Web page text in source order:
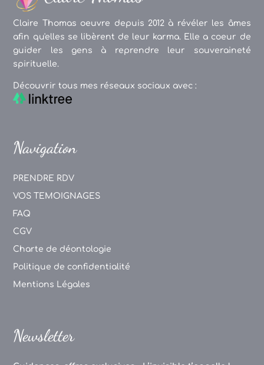
Claire Thomas oeuvre depuis 2012 à révéler les âmes
afin qu'elles se libèrent de leur karma. Elle a coeur de
guider les gens à reprendre leur souveraineté
spirituelle.
Découvrir tous mes réseaux sociaux avec :
Navigation
PRENDRE RDV
VOS TEMOIGNAGES
FAQ
CGV
Charte de déontologie
Politique de confidentialité
Mentions Légales
Newsletter